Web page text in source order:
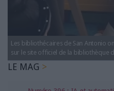
Les bibliothécaires de San Antonio
sur le site officiel de la bibliothèque
LE MAG